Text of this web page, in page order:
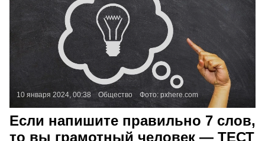
10 января 2024, 00:38 Общество Фото: pxhere.com
Если напишите правильно 7 слов,
то вы грамотный человек — ТЕСТ